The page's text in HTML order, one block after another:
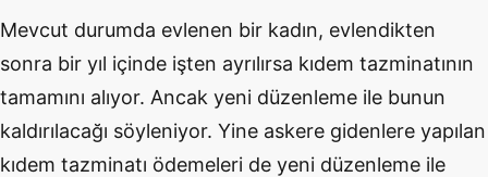
Mevcut durumda evlenen bir kadın, evlendikten
sonra bir yıl içinde işten ayrılırsa kıdem tazminatının
tamamını alıyor. Ancak yeni düzenleme ile bunun
kaldırılacağı söyleniyor. Yine askere gidenlere yapılan
kıdem tazminatı ödemeleri de yeni düzenleme ile